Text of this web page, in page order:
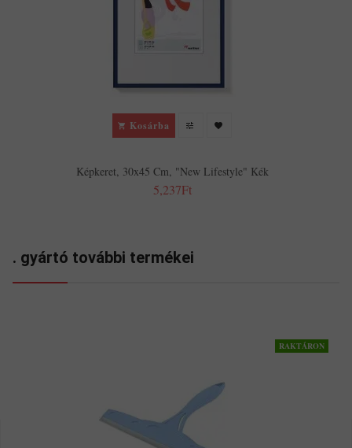
Kosárba
Képkeret, 30x45 Cm, "New Lifestyle" Kék
5,237Ft
. gyártó további termékei
RAKTÁRON